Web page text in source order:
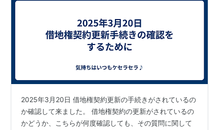
2025年3月20日 借地権契約更新の手続きがされているの
か確認して来ました。 借地権契約の更新がされているの
かどうか、こちらが何度確認しても、その質問に関して